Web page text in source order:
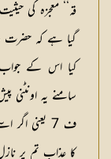
قہ‘‘ معجزہ کی
گیا ہے کہ حضرت
کیا اس کے
سامنے یہ اونٹنی
ف 7 یعنی
کا عذاب تم پر